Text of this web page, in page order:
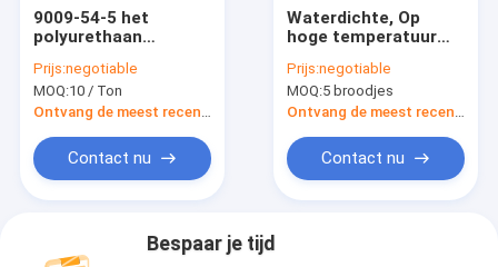
9009-54-5 het
polyurethaan
Twee
Componententype
voor
Prijs:negotiable
MOQ:10 / Ton
Ontvang de meest recente Prijs
Contact nu
Waterdichte, Op
hoge temperatuur
Rubberpakking, o-
Verbinding Bufferring
Prijs:negotiable
MOQ:5 broodjes
Ontvang de meest recente Prijs
Contact nu
Bespaar je tijd